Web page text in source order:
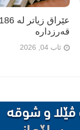
قەرزدارە
ئاب 04, 2026